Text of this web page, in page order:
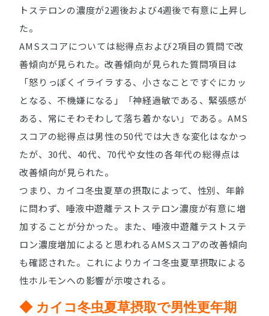
トステロンの濃度が2週後および4週後で有意に上昇し
た。
AMSスコアについては総得点および2項目の質問で改
善傾向が見られた。改善傾向が見られた質問項目は
「怒りっぽくイライラする、小さなことですぐにカッ
となる、不機嫌になる」「神経過敏である、緊張感が
ある、常にそわそわして落ち着かない」である。AMS
スコアの総得点は男性の50代では大きな変化はなかっ
たが、30代、40代、70代や女性の各年代の総得点は
改善傾向が見られた。
つまり、カイコ冬虫夏草の摂取によって、性別、年齢
に問わず、唾液中遊離テストステロン濃度が有意に増
加することが分かった。また、唾液中遊離テストステ
ロン濃度増加によると思われるAMSスコアの改善傾向
も確認された。これによりカイコ冬虫夏草摂取による
性ホルモンへの影響が示唆される。
◆ カイコ冬虫夏草摂取で男性更年期